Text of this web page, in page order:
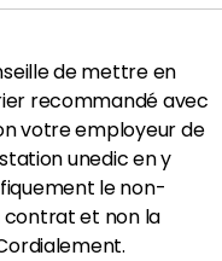
de mettre en
recommandé avec
votre employeur de
unedic en y
le non-
et non la